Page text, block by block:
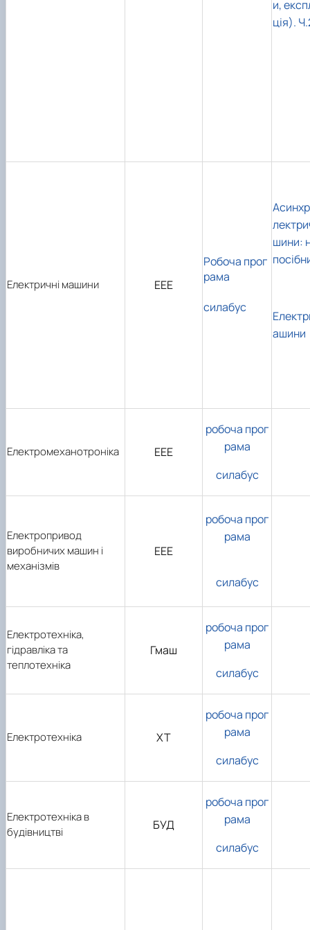
и,
ція).
Електричні машини ЕЕЕ
Робоча прог
рама
силабус
шини:
ашини
Електромеханотроніка ЕЕЕ
робоча прог
рама
силабус
Електропривод
виробничих машин і
механізмів
ЕЕЕ
робоча прог
рама
силабус
Електротехніка,
гідравліка та
теплотехніка
Гмаш
робоча прог
рама
силабус
Електротехніка ХТ
робоча прог
рама
силабус
Електротехніка в
будівництві
БУД
робоча прог
рама
силабус